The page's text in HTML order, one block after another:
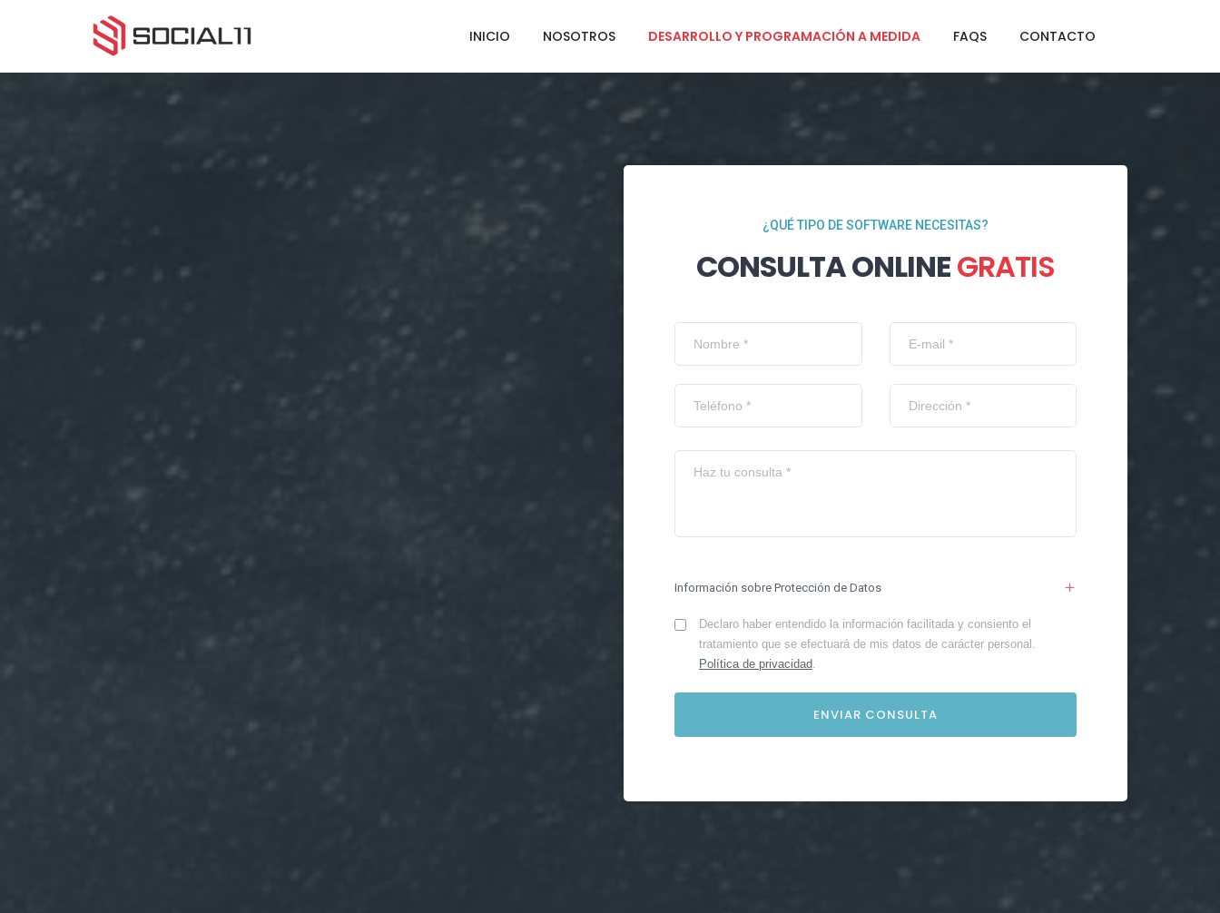
INICIO NOSOTROS DESARROLLO Y PROGRAMACIÓN A MEDIDA FAQS CONTACTO
¿QUÉ TIPO DE SOFTWARE NECESITAS?
CONSULTA ONLINEGRATIS
Información sobre Protección de Datos
Declaro haber entendido la información facilitada y consiento el
tratamiento que se efectuará de mis datos de carácter personal.
Política de privacidad.